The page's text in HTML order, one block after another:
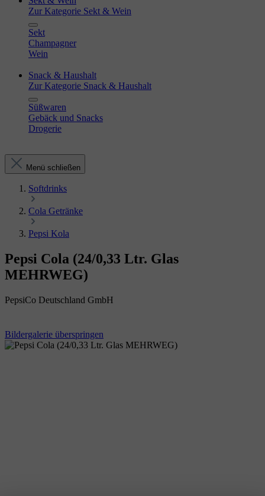
Zur Kategorie Sekt & Wein
Sekt
Champagner
Wein
Snack & Haushalt
Zur Kategorie Snack & Haushalt
Süßwaren
Gebäck und Snacks
Drogerie
Menü schließen
Softdrinks
Cola Getränke
Pepsi Kola
Pepsi Cola (24/0,33 Ltr. Glas
MEHRWEG)
PepsiCo Deutschland GmbH
Bildergalerie überspringen